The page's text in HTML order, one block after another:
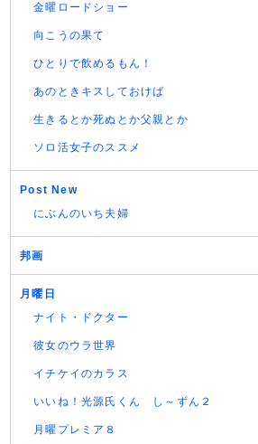
金曜ロードショー
向こうの果て
ひとりで飲めるもん！
あのときキスしておけば
生きるとか死ぬとか父親とか
ソロ活女子のススメ
Post New
にぶんのいち夫婦
邦画
月曜日
ナイト・ドクター
彼女のウラ世界
イチケイのカラス
いいね！光源氏くん し～ずん２
月曜プレミア８